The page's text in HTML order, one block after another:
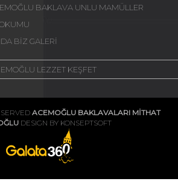
BAKLAVA UNLU MAMÜLLER
BİZ GALERİ
LEZZET KEŞFET
ACEMOĞLU BAKLAVALARI MİTHAT
DESIGN BY KONSEPTSOFT